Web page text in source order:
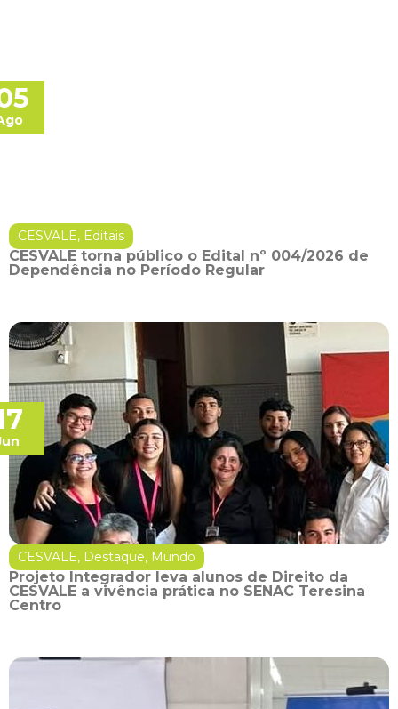
CESVALE, Editais
CESVALE torna público o Edital nº 004/2026 de
Dependência no Período Regular
CESVALE, Destaque, Mundo
Projeto Integrador leva alunos de Direito da
CESVALE a vivência prática no SENAC Teresina
Centro